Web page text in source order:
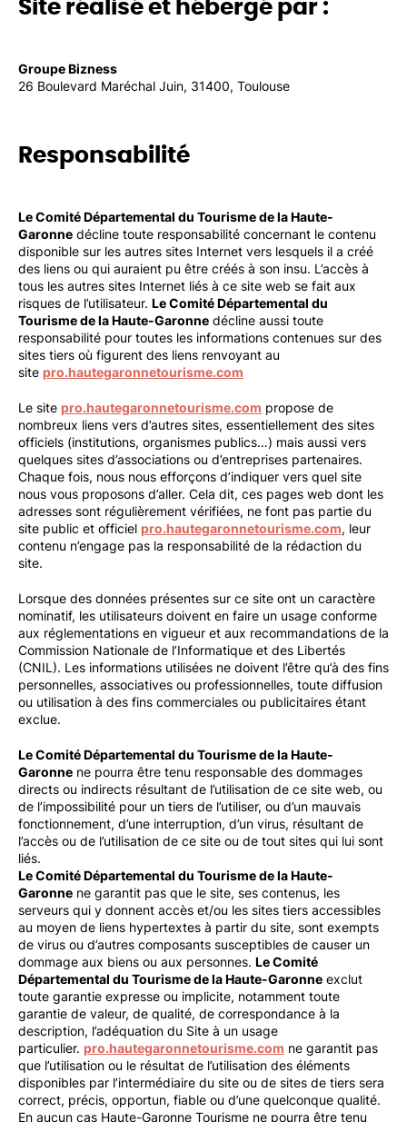
Site réalisé et hébergé par :
Groupe Bizness
26 Boulevard Maréchal Juin, 31400, Toulouse
Responsabilité
Le Comité Départemental du Tourisme de la Haute-
Garonne décline toute responsabilité concernant le contenu
disponible sur les autres sites Internet vers lesquels il a créé
des liens ou qui auraient pu être créés à son insu. L’accès à
tous les autres sites Internet liés à ce site web se fait aux
risques de l’utilisateur. Le Comité Départemental du
Tourisme de la Haute-Garonne décline aussi toute
responsabilité pour toutes les informations contenues sur des
sites tiers où figurent des liens renvoyant au
site pro.hautegaronnetourisme.com
Le site pro.hautegaronnetourisme.com propose de
nombreux liens vers d’autres sites, essentiellement des sites
officiels (institutions, organismes publics…) mais aussi vers
quelques sites d’associations ou d’entreprises partenaires.
Chaque fois, nous nous efforçons d’indiquer vers quel site
nous vous proposons d’aller. Cela dit, ces pages web dont les
adresses sont régulièrement vérifiées, ne font pas partie du
site public et officiel pro.hautegaronnetourisme.com, leur
contenu n’engage pas la responsabilité de la rédaction du
site.
Lorsque des données présentes sur ce site ont un caractère
nominatif, les utilisateurs doivent en faire un usage conforme
aux réglementations en vigueur et aux recommandations de la
Commission Nationale de l’Informatique et des Libertés
(CNIL). Les informations utilisées ne doivent l’être qu’à des fins
personnelles, associatives ou professionnelles, toute diffusion
ou utilisation à des fins commerciales ou publicitaires étant
exclue.
Le Comité Départemental du Tourisme de la Haute-
Garonne ne pourra être tenu responsable des dommages
directs ou indirects résultant de l’utilisation de ce site web, ou
de l’impossibilité pour un tiers de l’utiliser, ou d’un mauvais
fonctionnement, d’une interruption, d’un virus, résultant de
l’accès ou de l’utilisation de ce site ou de tout sites qui lui sont
liés.
Le Comité Départemental du Tourisme de la Haute-
Garonne ne garantit pas que le site, ses contenus, les
serveurs qui y donnent accès et/ou les sites tiers accessibles
au moyen de liens hypertextes à partir du site, sont exempts
de virus ou d’autres composants susceptibles de causer un
dommage aux biens ou aux personnes. Le Comité
Départemental du Tourisme de la Haute-Garonne exclut
toute garantie expresse ou implicite, notamment toute
garantie de valeur, de qualité, de correspondance à la
description, l’adéquation du Site à un usage
particulier. pro.hautegaronnetourisme.com ne garantit pas
que l’utilisation ou le résultat de l’utilisation des éléments
disponibles par l’intermédiaire du site ou de sites de tiers sera
correct, précis, opportun, fiable ou d’une quelconque qualité.
En aucun cas Haute-Garonne Tourisme ne pourra être tenu